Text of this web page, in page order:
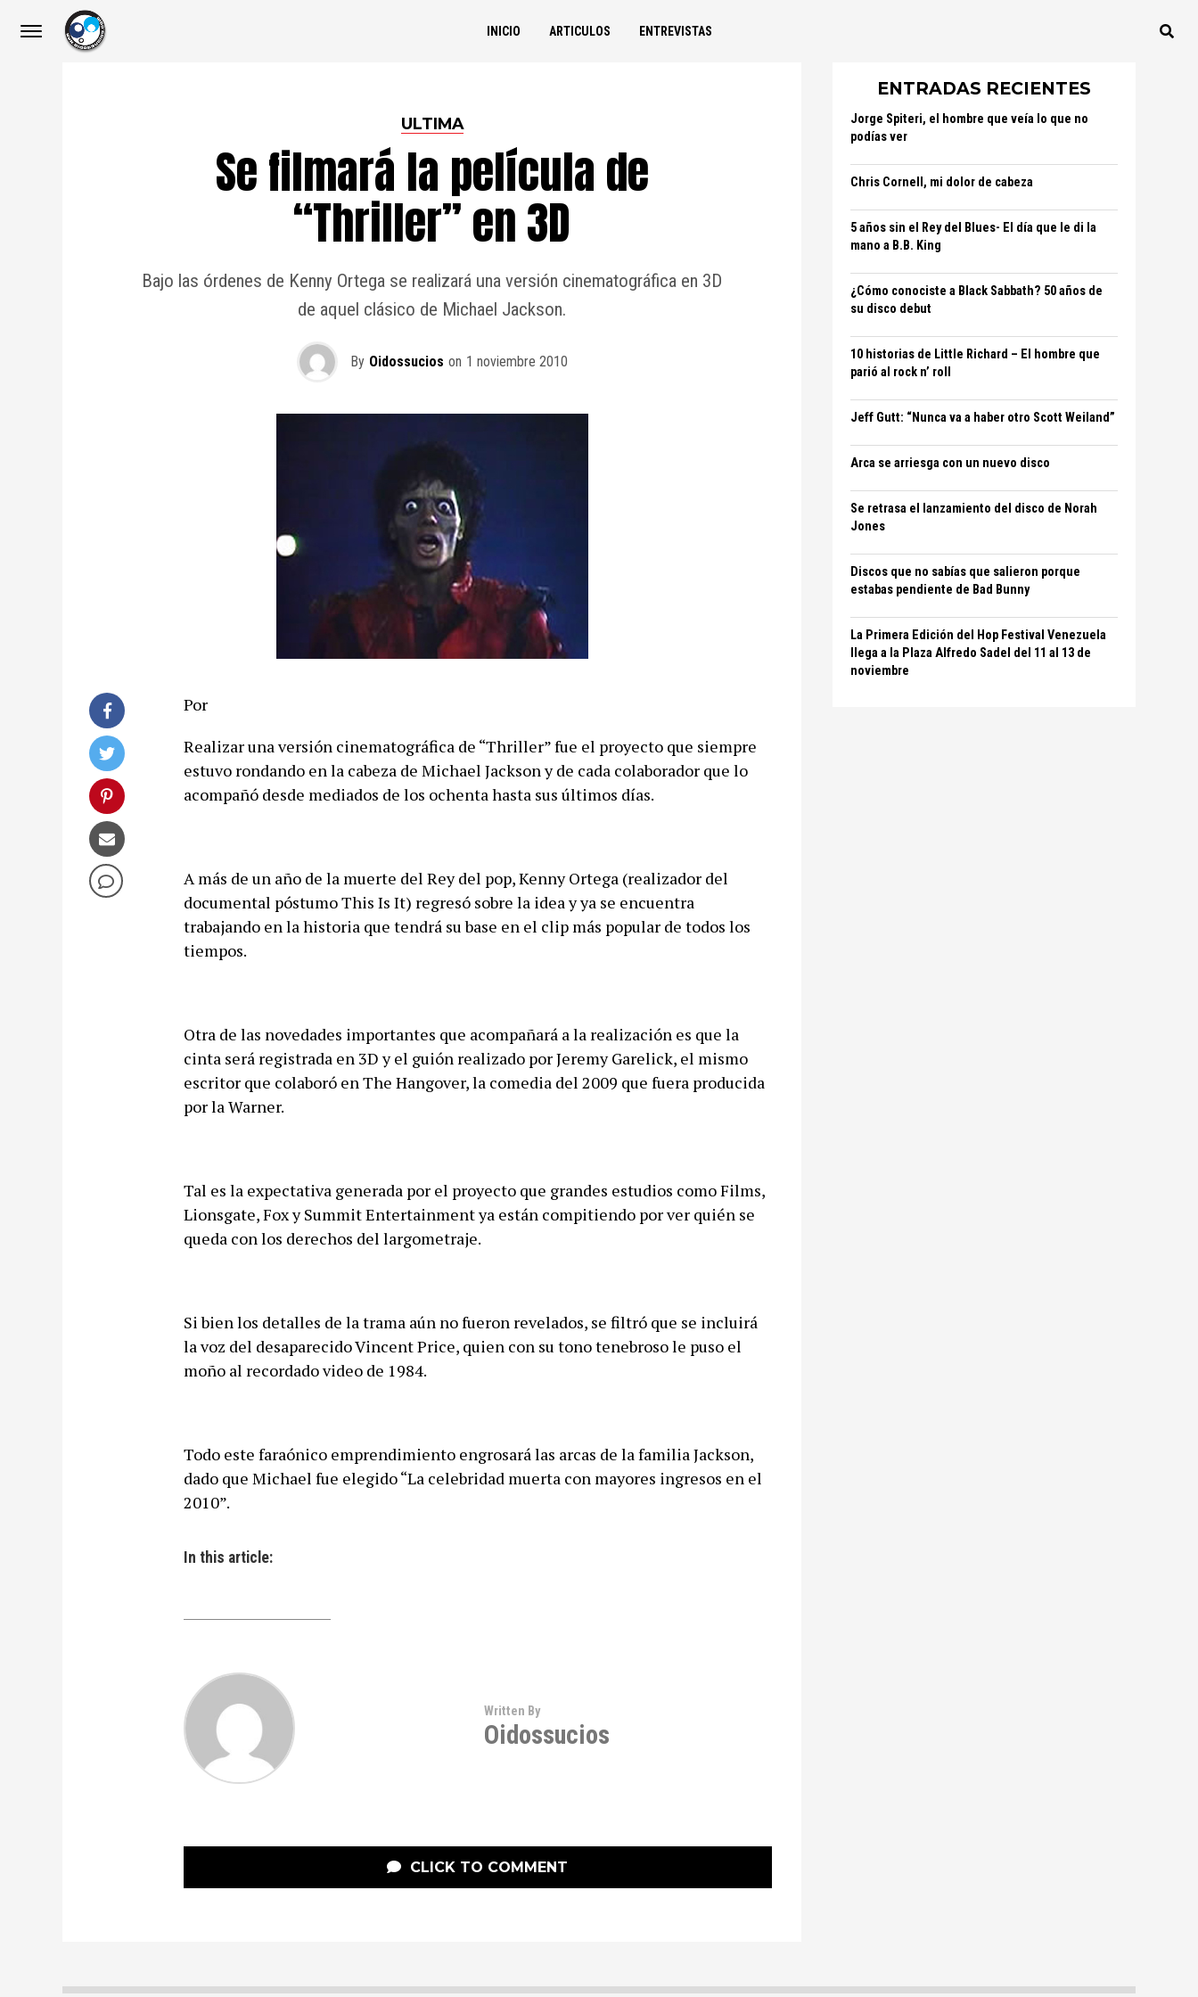
INICIO ARTICULOS ENTREVISTAS
ULTIMA
Se filmará la película de
“Thriller” en 3D
Bajo las órdenes de Kenny Ortega se realizará una versión cinematográfica en 3D
de aquel clásico de Michael Jackson.
By Oidossucios on 1 noviembre 2010
Por
Realizar una versión cinematográfica de “Thriller” fue el proyecto que siempre
estuvo rondando en la cabeza de Michael Jackson y de cada colaborador que lo
acompañó desde mediados de los ochenta hasta sus últimos días.
A más de un año de la muerte del Rey del pop, Kenny Ortega (realizador del
documental póstumo This Is It) regresó sobre la idea y ya se encuentra
trabajando en la historia que tendrá su base en el clip más popular de todos los
tiempos.
Otra de las novedades importantes que acompañará a la realización es que la
cinta será registrada en 3D y el guión realizado por Jeremy Garelick, el mismo
escritor que colaboró en The Hangover, la comedia del 2009 que fuera producida
por la Warner.
Tal es la expectativa generada por el proyecto que grandes estudios como Films,
Lionsgate, Fox y Summit Entertainment ya están compitiendo por ver quién se
queda con los derechos del largometraje.
Si bien los detalles de la trama aún no fueron revelados, se filtró que se incluirá
la voz del desaparecido Vincent Price, quien con su tono tenebroso le puso el
moño al recordado video de 1984.
Todo este faraónico emprendimiento engrosará las arcas de la familia Jackson,
dado que Michael fue elegido “La celebridad muerta con mayores ingresos en el
2010”.
In this article:
Written By
Oidossucios
CLICK TO COMMENT
ENTRADAS RECIENTES
Jorge Spiteri, el hombre que veía lo que no
podías ver
Chris Cornell, mi dolor de cabeza
5 años sin el Rey del Blues- El día que le di la
mano a B.B. King
¿Cómo conociste a Black Sabbath? 50 años de
su disco debut
10 historias de Little Richard – El hombre que
parió al rock n’ roll
Jeff Gutt: “Nunca va a haber otro Scott Weiland”
Arca se arriesga con un nuevo disco
Se retrasa el lanzamiento del disco de Norah
Jones
Discos que no sabías que salieron porque
estabas pendiente de Bad Bunny
La Primera Edición del Hop Festival Venezuela
llega a la Plaza Alfredo Sadel del 11 al 13 de
noviembre